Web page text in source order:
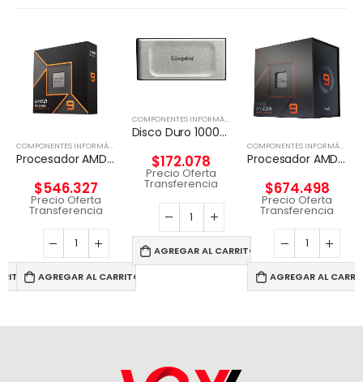
,PROCESADORES COMPONENTES INFORMÁTICOS
Procesador AMD RYZEN 9 9900X 12-Core 4.4 Ghz
$546.327
Precio Oferta
Transferencia
AGREGAR AL CARRITO
COMPONENTES INFORMÁTICOS DISCO EXTERNO
Disco Duro 1000G PORTABLE SSD XS2000 USB 3.2 Gen 2
$172.078
Precio Oferta
Transferencia
AGREGAR AL CARRITO
COMPONENTES INFORMÁTICOS
Procesador AMD Ryzen 9 7900X
$674.498
Precio Oferta
Transferencia
AGREGAR AL